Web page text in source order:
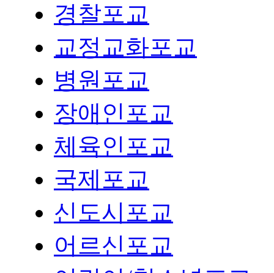
경찰포교
교정교화포교
병원포교
장애인포교
체육인포교
국제포교
신도시포교
어르신포교